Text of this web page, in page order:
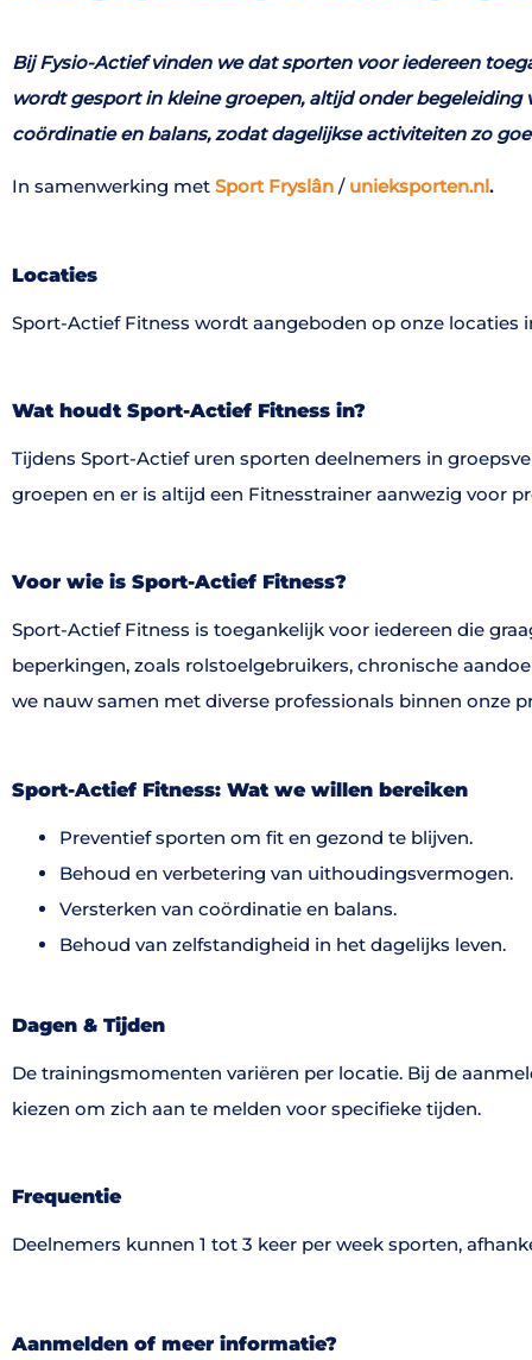
Bij Fysio-Actief vinden we dat sporten voor iedereen
wordt gesport in kleine groepen, altijd onder begeleiding
coördinatie en balans, zodat dagelijkse activiteiten zo
In samenwerking met Sport Fryslân / unieksporten.nl.
Locaties
Sport-Actief Fitness wordt aangeboden op onze locaties
Wat houdt Sport-Actief Fitness in?
Tijdens Sport-Actief uren sporten deelnemers in
groepen en er is altijd een Fitnesstrainer aanwezig voor
Voor wie is Sport-Actief Fitness?
Sport-Actief Fitness is toegankelijk voor iedereen die
beperkingen, zoals rolstoelgebruikers, chronische
we nauw samen met diverse professionals binnen onze
Sport-Actief Fitness: Wat we willen bereiken
Preventief sporten om fit en gezond te blijven.
Behoud en verbetering van uithoudingsvermogen.
Versterken van coördinatie en balans.
Behoud van zelfstandigheid in het dagelijks leven.
Dagen & Tijden
De trainingsmomenten variëren per locatie. Bij de
kiezen om zich aan te melden voor specifieke tijden.
Frequentie
Deelnemers kunnen 1 tot 3 keer per week sporten,
Aanmelden of meer informatie?